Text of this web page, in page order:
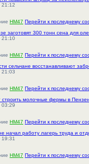
21:12
HM47 Перейти к последнему
заготовят 300 тонн сена для
21:10
HM47 Перейти к последнему
сельчане восстанавливают
21:03
HM47 Перейти к последнему
строить молочные фермы в
03:29
HM47 Перейти к последнему
начал работу лагерь труда и
HM47 Перейти к последнему